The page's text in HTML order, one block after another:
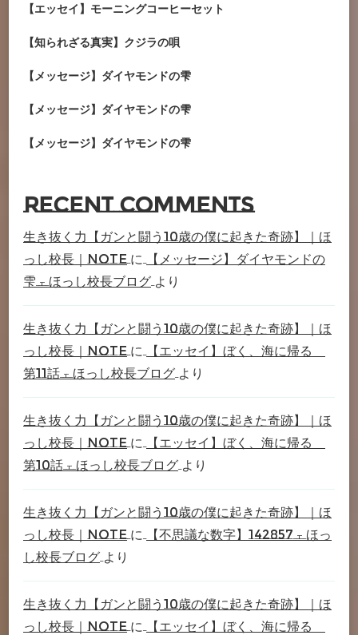
【エッセイ】モーニングコーヒーセット
【知られざる真実】クジラの唄
【メッセージ】ダイヤモンドの雫
【メッセージ】ダイヤモンドの雫
【メッセージ】ダイヤモンドの雫
Recent Comments
生き抜く力【ガンと闘う10歳の僕に起きた奇跡】｜ほ
っし校長｜note に
【メッセージ】ダイヤモンドの
雫 – ほっし校長ブログ より
生き抜く力【ガンと闘う10歳の僕に起きた奇跡】｜ほ
っし校長｜note に
【エッセイ】ぼく、海に帰る
第11話 – ほっし校長ブログ より
生き抜く力【ガンと闘う10歳の僕に起きた奇跡】｜ほ
っし校長｜note に
【エッセイ】ぼく、海に帰る
第10話 – ほっし校長ブログ より
生き抜く力【ガンと闘う10歳の僕に起きた奇跡】｜ほ
っし校長｜note に
【不思議な数字】142857 – ほっ
し校長ブログ より
生き抜く力【ガンと闘う10歳の僕に起きた奇跡】｜ほ
っし校長｜note に
【エッセイ】ぼく、海に帰る